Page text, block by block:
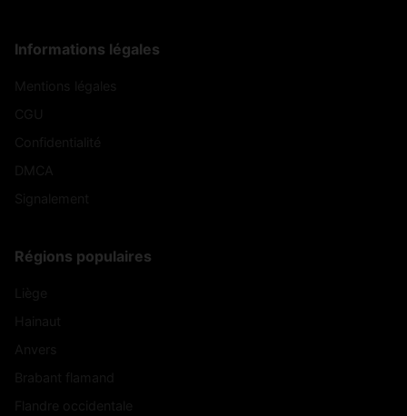
Informations légales
Régions populaires